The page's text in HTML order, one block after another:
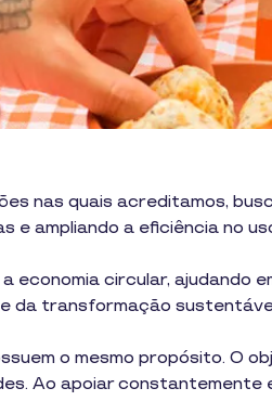
nas quais acreditamos,
e ampliando a eficiência no
economia circular, ajudando
da transformação
o mesmo propósito. O
Ao apoiar constantemente